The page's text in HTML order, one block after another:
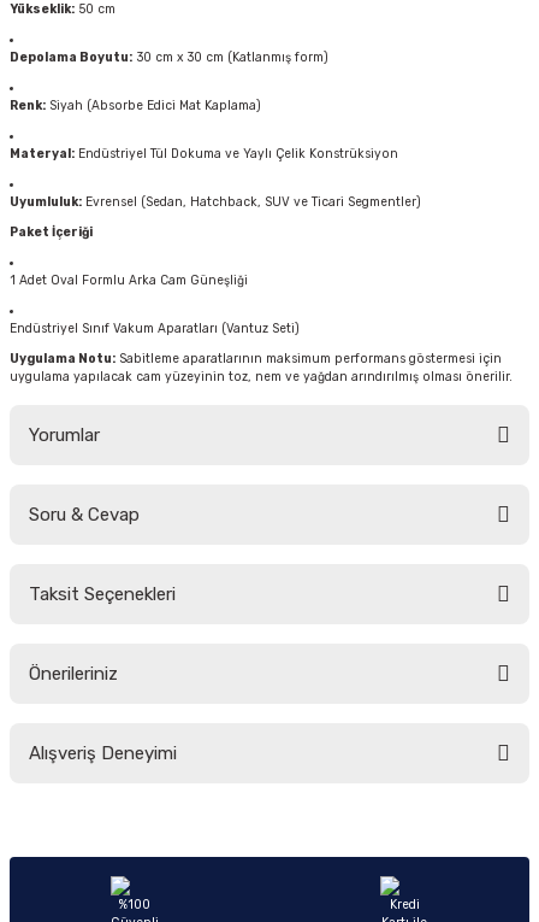
Yükseklik: 50 cm
Depolama Boyutu: 30 cm x 30 cm (Katlanmış form)
Renk: Siyah (Absorbe Edici Mat Kaplama)
Materyal: Endüstriyel Tül Dokuma ve Yaylı Çelik Konstrüksiyon
Uyumluluk: Evrensel (Sedan, Hatchback, SUV ve Ticari Segmentler)
Paket İçeriği
1 Adet Oval Formlu Arka Cam Güneşliği
Endüstriyel Sınıf Vakum Aparatları (Vantuz Seti)
Uygulama Notu: Sabitleme aparatlarının maksimum performans göstermesi için
uygulama yapılacak cam yüzeyinin toz, nem ve yağdan arındırılmış olması önerilir.
Yorumlar
Soru & Cevap
Taksit Seçenekleri
Önerileriniz
yetersiz gördüğünüz noktaları öneri formunu kullanarak tarafımıza
Ürün açıklamasında eksik bilgiler bulunuyor.
Alışveriş Deneyimi
Sitemize ilk yorumu siz yapın!